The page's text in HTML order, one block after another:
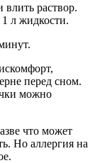
раствор.
л жидкости.
перед сном.
можно
что может
Но аллергия на